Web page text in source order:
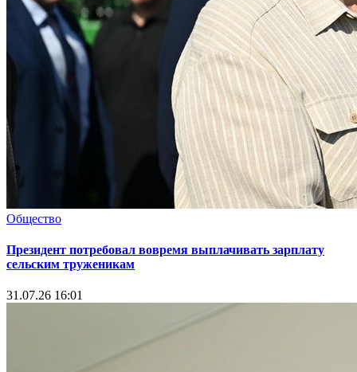
Общество
Президент потребовал вовремя выплачивать зарплату
сельским труженикам
31.07.26 16:01